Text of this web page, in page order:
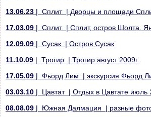
13.06.23 | Сплит | Дворцы и площади
17.03.09 | Сплит | Сплит, остров Шолта.
12.09.09 | Сусак | Остров Сусак
11.10.09 | Трогир | Трогир август 2009г.
17.05.09 | Фьорд Лим | экскурсия Фьорд
03.03.10 | Цавтат | Отдых в Цавтате июль
08.08.09 | Южная Далмация | разные